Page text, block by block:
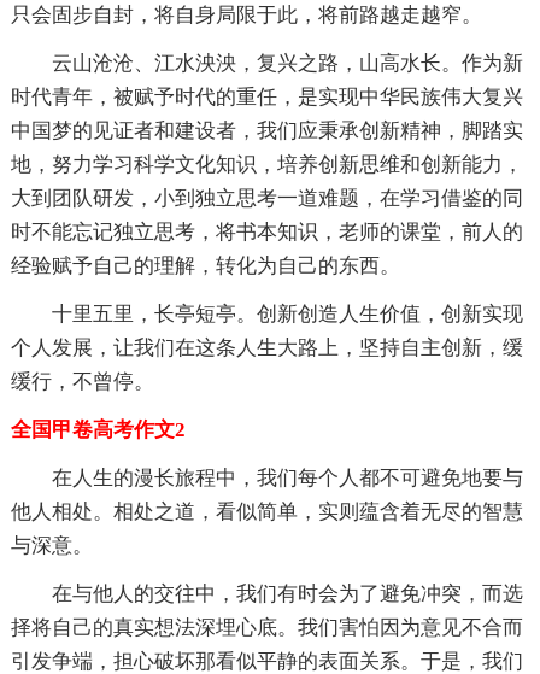
只会固步自封，将自身局限于此，将前路越走越窄。
云山沧沧、江水泱泱，复兴之路，山高水长。作为新
时代青年，被赋予时代的重任，是实现中华民族伟大复兴
中国梦的见证者和建设者，我们应秉承创新精神，脚踏实
地，努力学习科学文化知识，培养创新思维和创新能力，
大到团队研发，小到独立思考一道难题，在学习借鉴的同
时不能忘记独立思考，将书本知识，老师的课堂，前人的
经验赋予自己的理解，转化为自己的东西。
十里五里，长亭短亭。创新创造人生价值，创新实现
个人发展，让我们在这条人生大路上，坚持自主创新，缓
缓行，不曾停。
全国甲卷高考作文2
在人生的漫长旅程中，我们每个人都不可避免地要与
他人相处。相处之道，看似简单，实则蕴含着无尽的智慧
与深意。
在与他人的交往中，我们有时会为了避免冲突，而选
择将自己的真实想法深埋心底。我们害怕因为意见不合而
引发争端，担心破坏那看似平静的表面关系。于是，我们